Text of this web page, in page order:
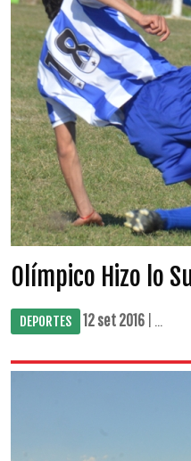
Olímpico Hizo lo
DEPORTES 12 set 2016 | ...